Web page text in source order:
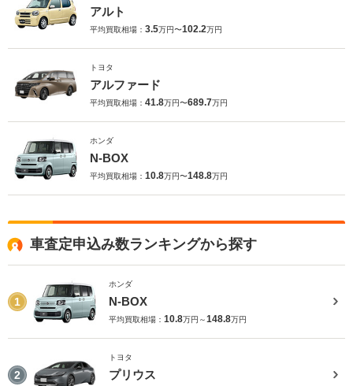
アルト
平均買取相場： 3.5万円〜102.2万円
トヨタ
アルファード
平均買取相場： 41.8万円〜689.7万円
ホンダ
N-BOX
平均買取相場： 10.8万円〜148.8万円
車査定申込み数ランキングから探す
1
ホンダ
N-BOX
平均買取相場： 10.8万円～148.8万円
2
トヨタ
プリウス